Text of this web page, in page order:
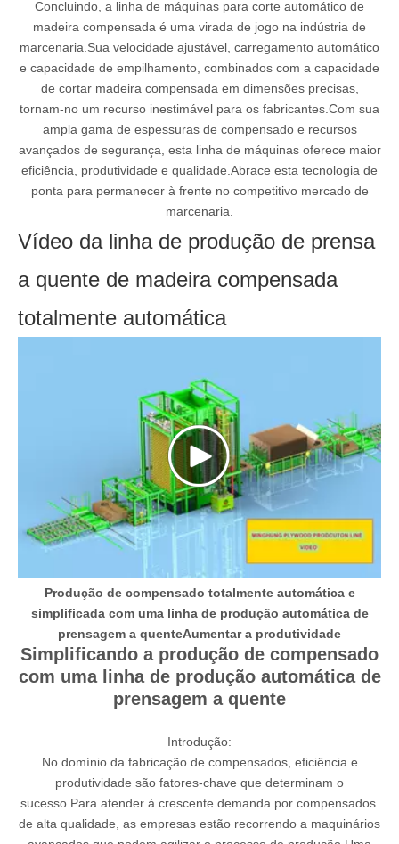
Concluindo, a linha de máquinas para corte automático de
madeira compensada é uma virada de jogo na indústria de
marcenaria.Sua velocidade ajustável, carregamento automático
e capacidade de empilhamento, combinados com a capacidade
de cortar madeira compensada em dimensões precisas,
tornam-no um recurso inestimável para os fabricantes.Com sua
ampla gama de espessuras de compensado e recursos
avançados de segurança, esta linha de máquinas oferece maior
eficiência, produtividade e qualidade.Abrace esta tecnologia de
ponta para permanecer à frente no competitivo mercado de
marcenaria.
Vídeo da linha de produção de prensa
a quente de madeira compensada
totalmente automática
Produção de compensado totalmente automática e
simplificada com uma linha de produção automática de
prensagem a quenteAumentar a produtividade
Simplificando a produção de compensado
com uma linha de produção automática de
prensagem a quente
Introdução:
No domínio da fabricação de compensados, eficiência e
produtividade são fatores-chave que determinam o
sucesso.Para atender à crescente demanda por compensados ​​
de alta qualidade, as empresas estão recorrendo a maquinários